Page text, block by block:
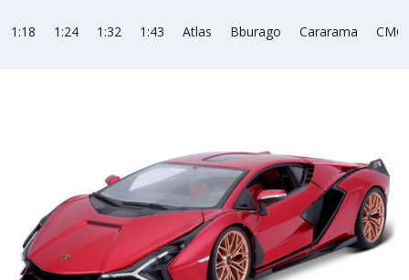
1:18 1:24 1:32 1:43 Atlas Bburago Cararama CMC